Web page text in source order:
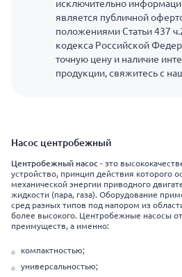
исключительно
является публичной
положениями Статьи 437
кодекса Российской
точную цену и наличие
продукции, свяжитесь с
Насос центробежный
Центробежный насос - это
устройство, принцип действия которого
механической энергии приводного
жидкости (пара, газа). Оборудование
сред разных типов под напором из
более высокого. Центробежные насосы
преимуществ, а именно:
компактностью;
универсальностью;